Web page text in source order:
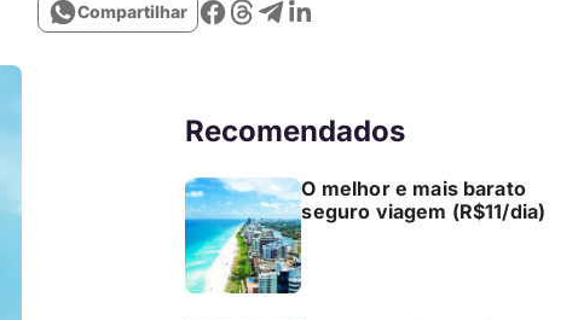
Compartilhar
Recomendados
O melhor e mais barato
seguro viagem (R$11/dia)